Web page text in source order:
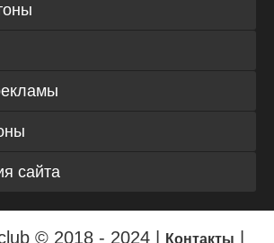
сайта
© 2018 - 2024 | Контакты